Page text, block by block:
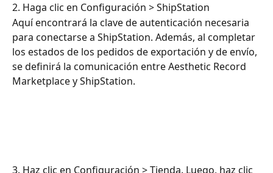
2. Haga clic en Configuración > ShipStation
Aquí encontrará la clave de autenticación necesaria
para conectarse a ShipStation. Además, al completar
los estados de los pedidos de exportación y de envío,
se definirá la comunicación entre Aesthetic Record
Marketplace y ShipStation.
3. Haz clic en Configuración > Tienda. Luego, haz clic